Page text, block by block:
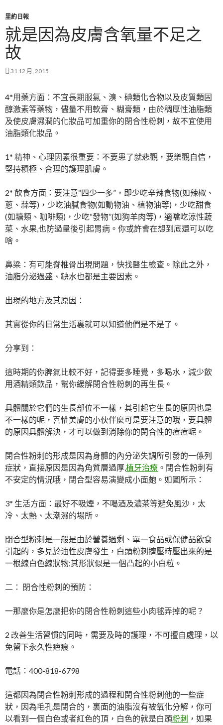
里約日報
就是因為皮膚含氧量不足之
故
31 12 月, 2015
4*用藥方面：不宜長期服氯、溴、碘類化合物以及皮質類固
醇激素等藥物，儘量不用軟膏、糊膏類，由於稠厚性油脂類
及使皮膚濕潤的化妝品可加重你的閉合性粉刺，故不宜使用
油脂類化妝品。
1* 精神、心理因素很重要：不要患了就悲觀，要樂觀自信，
堅持積極、合理的護理肌膚。
2* 飲食方面：要注意“四少一多”，即少吃辛辣食物(如辣椒、
蔥、蒜等)，少吃油膩食物(如動物油、植物油等)，少吃甜食
(如糖類、咖啡類)，少吃“發物”(如狗羊肉等)，適噹吃涼性蔬
菜、水果,也防過量後引起胃病。你或許會在想到底還可以吃
啥。
鼻梁：有可能脊椎骨出現問題，快找醫生檢查。除此之外，
油脂分泌過盛、缺水也都是主要因素。
出現的地方及其原因：
其實從你的日常生活裏就可以知道他們是不是了。
分享到：
這時期的你脾氣比較不好，記得要多睡覺，多喝水，減少飲
用酒精類飲品，幫你緩解閉合性粉刺的再生長。
具體關於它們的生長部位不一樣，其引起它生長的原因也是
不一樣的呢，喜懽美膚的小伙伴麼可是要注意的哦，要具體
的原因具體解決，才可以做到消除你的閉合性的痘痘呢。
閉合性粉刺的形成是因為身體的內分泌失調所引發的一係列
症狀，直接原因是因為角質層過厚,植牙治療 。閉合性粉刺有
不安定的情況哦，閉合型容易演變成小面皰。如圖所示：
3* 生活方面：最好不吸煙，不喝酒及濃茶等避免風沙，太
冷、太熱、太潮濕的場所。
閉合型粉刺是一般是由於營養過剩、單一食品或保健品飲食
引起的，多見於油性皮膚發生，白頭粉刺擠壓時壓出來的是
一根線白色線狀物;其形狀似是一個凸起的小白粒。
二： 閉合性粉刺的預防：
一那麼你是怎麼把你的閉合性粉刺這些小肉毬弄掉的呢？
2 改善生活習慣的同時，需要及時的護理，不可擅自處理，以
免留下永久性疤痕。
電話：400-818-6798
這都因為閉合性粉刺形成的過程和閉合性粉刺他的一些症
狀，因為毛孔是閉合的，裏面的油脂沒有被氧化分解，你可
以看到一個白色或者紅色的頂，白色的就是白頭粉刺 ，如果